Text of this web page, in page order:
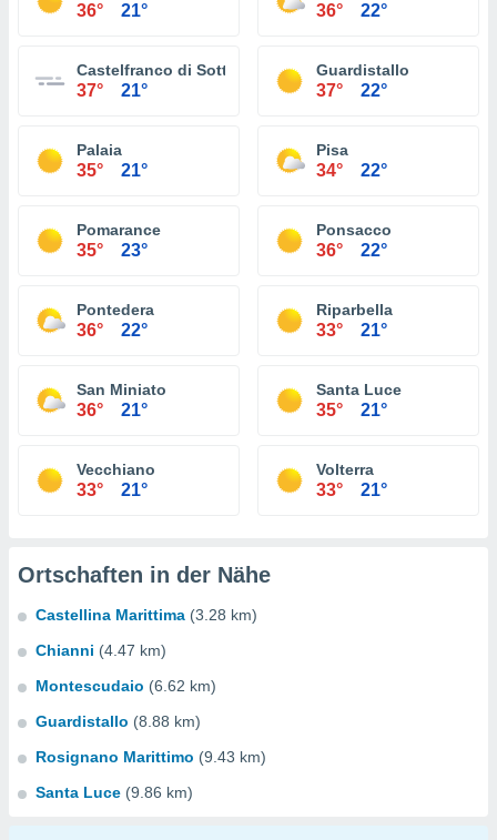
36° 21° 36° 22°
Castelfranco di Sotto
37° 21°
Guardistallo
37° 22°
Palaia
35° 21°
Pisa
34° 22°
Pomarance
35° 23°
Ponsacco
36° 22°
Pontedera
36° 22°
Riparbella
33° 21°
San Miniato
36° 21°
Santa Luce
35° 21°
Vecchiano
33° 21°
Volterra
33° 21°
Ortschaften in der Nähe
Castellina Marittima (3.28 km)
Chianni (4.47 km)
Montescudaio (6.62 km)
Guardistallo (8.88 km)
Rosignano Marittimo (9.43 km)
Santa Luce (9.86 km)